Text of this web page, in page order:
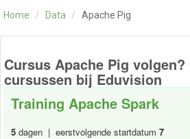
OVER ONS
CONTACT
Home / Data / Apache Pig
Cursus Apache Pig
cursussen bij Eduvision
Training Apache Spark
5 dagen | eerstvolgende startdatum 7